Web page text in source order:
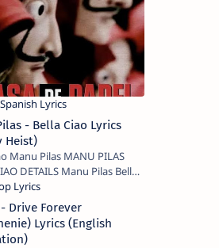
- Bella Ciao Lyrics
Heist)
Manu Pilas MANU PILAS
DETAILS Manu Pilas Bella
Bella Ciao Song Sung By
Manu Pilas. On the
s…
- Drive Forever
Lyrics (English